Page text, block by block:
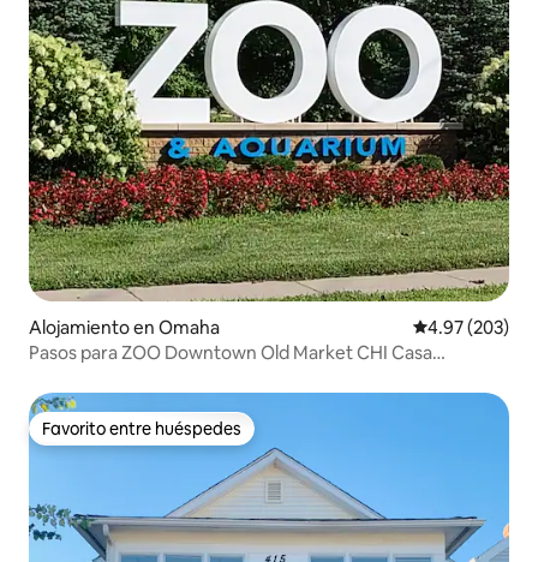
Alojamiento en Omaha Calificación
4.97 (203)
Pasos para ZOO Downtown Old Market CHI Casa
Favorito entre huéspedes
Favorito entre huéspedes